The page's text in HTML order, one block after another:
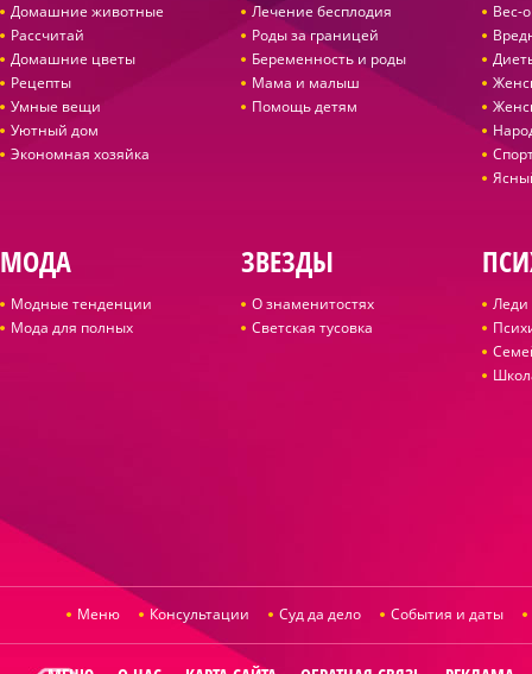
Домашние животные
Рассчитай
Домашние цветы
Рецепты
Умные вещи
Уютный дом
Экономная хозяйка
Лечение бесплодия
Роды за границей
Беременность и роды
Мама и малыш
Помощь детям
Вес-
МОДА
Модные тенденции
Мода для полных
ЗВЕЗДЫ
О знаменитостях
Светская тусовка
Леди
Меню Консультации Суд да дело События и даты